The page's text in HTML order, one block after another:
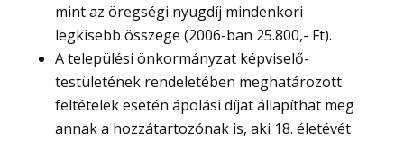
mint az öregségi nyugdíj mindenkori
legkisebb összege (2006-ban 25.800,- Ft).
A települési önkormányzat képviselő-
testületének rendeletében meghatározott
feltételek esetén ápolási díjat állapíthat meg
annak a hozzátartozónak is, aki 18. életévét